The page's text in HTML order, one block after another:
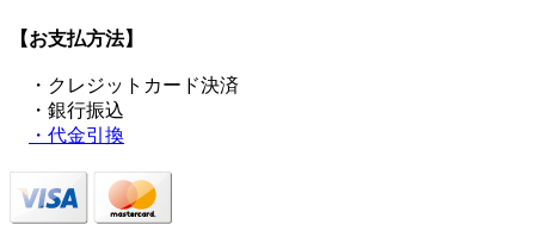
【お支払方法】
・クレジットカード決済
・銀行振込
・代金引換